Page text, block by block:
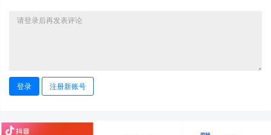
登录 注册新账号